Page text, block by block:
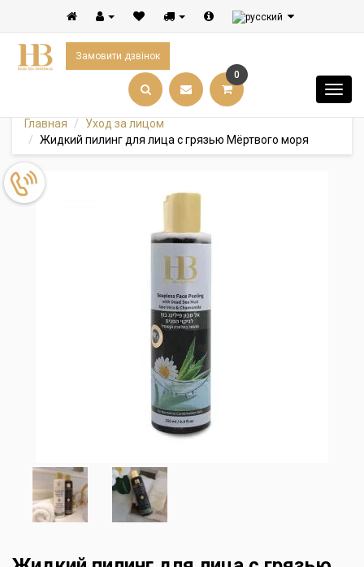
Замовити дзвінок
0
Главная
Уход за лицом
Жидкий пилинг для лица с грязью Mёртвого моря